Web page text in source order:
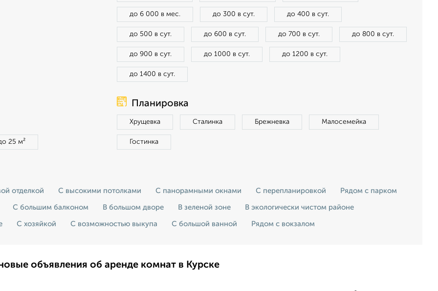
до 6 000 в мес. до 300 в сут. до 400 в сут.
до 500 в сут. до 600 в сут. до 700 в сут. до 800 в сут.
до 900 в сут. до 1000 в сут. до 1200 в сут.
до 1400 в сут.
25 м²
Планировка
Хрущевка Сталинка Брежневка Малосемейка
Гостинка
отделкой С высокими потолками С панорамными окнами С перепланировкой Рядом с парком
С большим балконом В большом дворе В зеленой зоне В экологически чистом районе
С хозяйкой С возможностью выкупа С большой ванной Рядом с вокзалом
объявления об аренде комнат в Курске